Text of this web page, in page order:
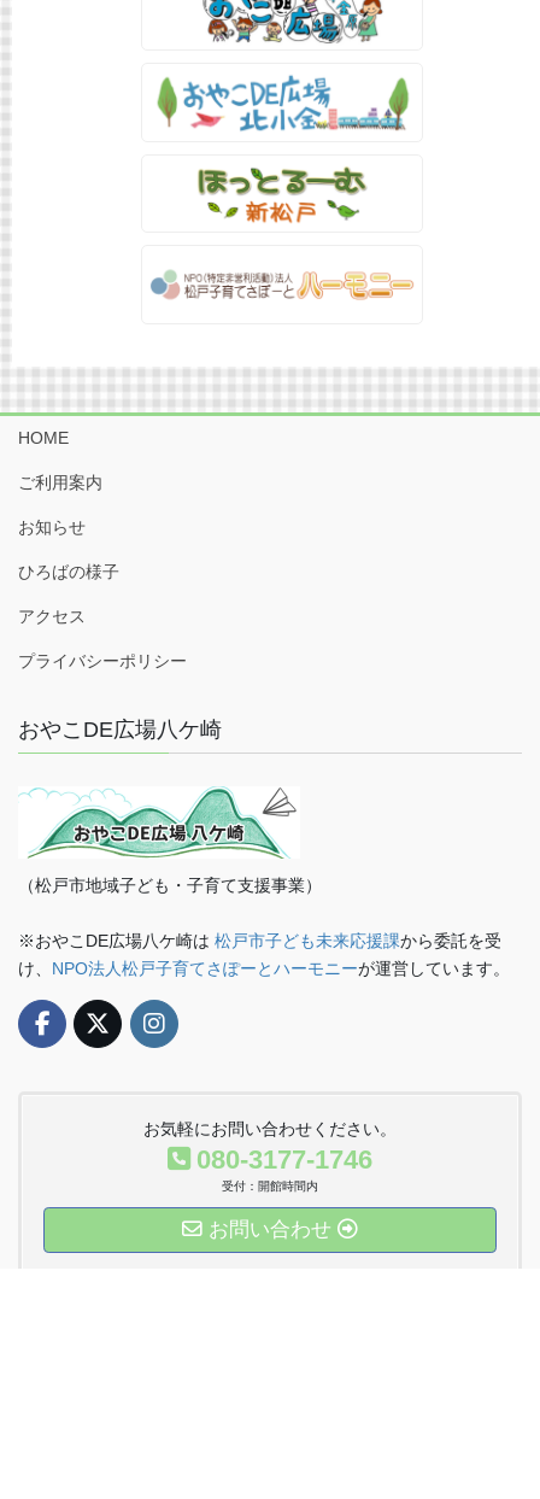
HOME
ご利用案内
お知らせ
ひろばの様子
アクセス
プライバシーポリシー
おやこDE広場八ケ崎
（松戸市地域子ども・子育て支援事業）
※おやこDE広場八ケ崎は 松戸市子ども未来応援課から委託を受
け、 NPO法人松戸子育てさぽーとハーモニーが運営しています。
お気軽にお問い合わせください。
080-3177-1746
受付：開館時間内
お問い合わせ